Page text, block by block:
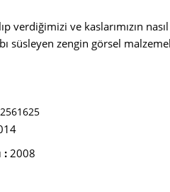
verdiğimizi ve kaslarımızın
süsleyen zengin görsel
:2008